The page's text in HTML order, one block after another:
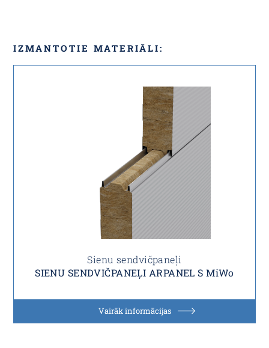
IZMANTOTIE MATERIĀLI:
Sienu sendvičpaneļi
SIENU SENDVIČPANEĻI ARPANEL S MiWo
Vairāk informācijas